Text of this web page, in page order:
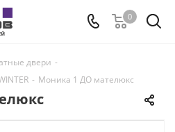
0
двери -
- Моника 1 ДО мателюкс